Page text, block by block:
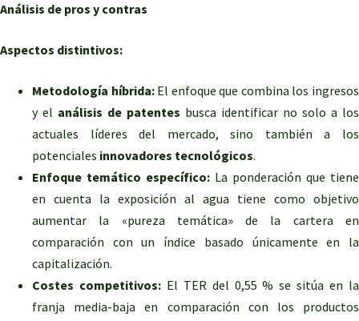
Análisis de pros y contras
Aspectos distintivos:
Metodología híbrida:El enfoque que combina los ingresos
y el análisis de patentes busca identificar no solo a los
actuales líderes del mercado, sino también a los
potenciales innovadores tecnológicos.
Enfoque temático específico: La ponderación que tiene
en cuenta la exposición al agua tiene como objetivo
aumentar la «pureza temática» de la cartera en
comparación con un índice basado únicamente en la
capitalización.
Costes competitivos:El TER del 0,55 % se sitúa en la
franja media-baja en comparación con los productos